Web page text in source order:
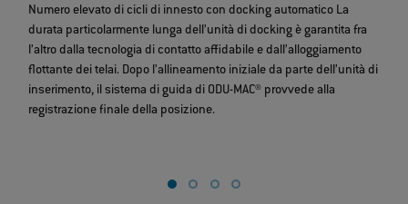
Numero elevato di cicli di innesto con docking automatico La
durata particolarmente lunga dell’unità di docking è garantita fra
l’altro dalla tecnologia di contatto affidabile e dall’alloggiamento
flottante dei telai. Dopo l’allineamento iniziale da parte dell’unità di
inserimento, il sistema di guida di ODU-MAC® provvede alla
registrazione finale della posizione.